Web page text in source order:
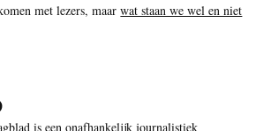
met lezers, maarwat staan we wel en niet
is een onafhankelijk journalistiek